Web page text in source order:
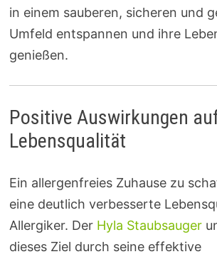
in einem sauberen, sicheren und
Umfeld entspannen und ihre
genießen.
Positive Auswirkungen
Lebensqualität
Ein allergenfreies Zuhause zu
eine deutlich verbesserte
Allergiker. Der Hyla Staubsauger
dieses Ziel durch seine effektive